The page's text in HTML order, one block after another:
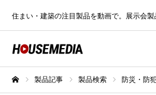
住まい・建築の注目製品を動画で。展示会製
製品記事 製品検索 防災・防